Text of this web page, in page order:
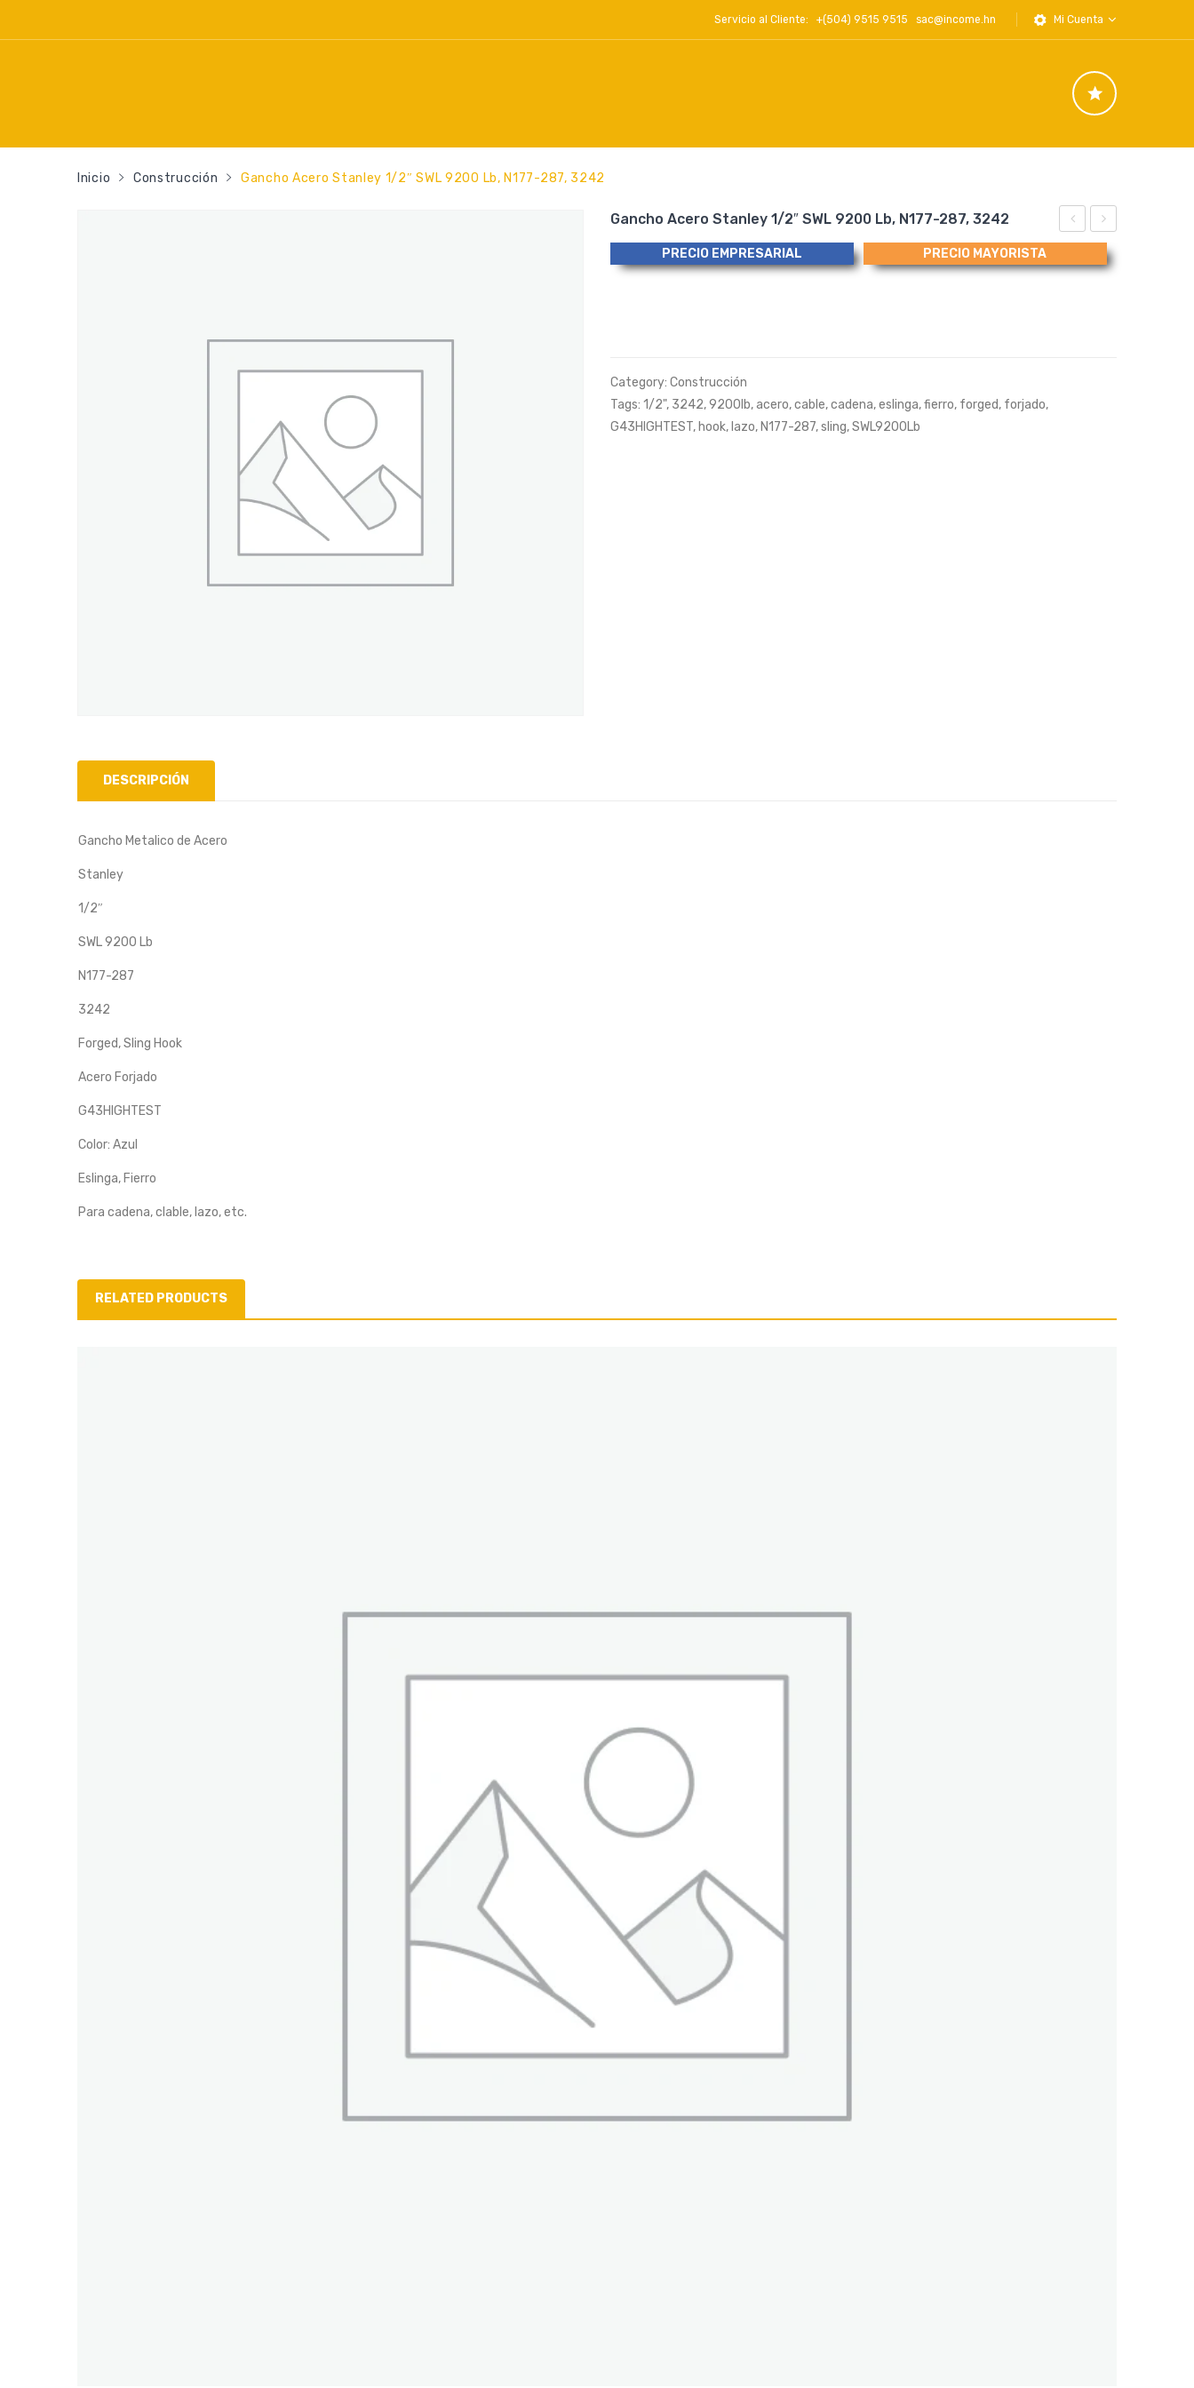
Servicio al Cliente: +(504) 9515 9515 sac@income.hn Mi Cuenta
Inicio Construcción Gancho Acero Stanley 1/2″ SWL 9200 Lb, N177-287, 3242
Metalica
para
en
Polvo,
Gancho Acero Stanley 1/2″ SWL 9200 Lb, N177-287, 3242
PRECIO EMPRESARIAL PRECIO MAYORISTA
Category: Construcción
Tags: 1/2", 3242,9200lb,acero,cable,cadena,eslinga,fierro, forged, forjado,
G43HIGHTEST, hook, lazo, N177-287,sling,SWL9200Lb
DESCRIPCIÓN
Gancho Metalico de Acero
Stanley
1/2″
SWL 9200 Lb
N177-287
3242
Forged, Sling Hook
Acero Forjado
G43HIGHTEST
Color: Azul
Eslinga, Fierro
Para cadena, clable, lazo, etc.
RELATED PRODUCTS